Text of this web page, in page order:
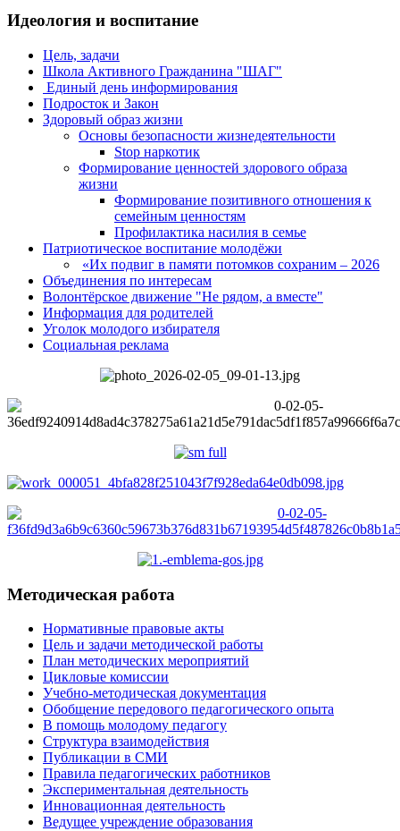
Идеология и воспитание
Цель, задачи
Школа Активного Гражданина "ШАГ"
Единый день информирования
Подросток и Закон
Здоровый образ жизни
Основы безопасности жизнедеятельности
Stop наркотик
Формирование ценностей здорового образа
жизни
Формирование позитивного отношения к
семейным ценностям
Профилактика насилия в семье
Патриотическое воспитание молодёжи
«Их подвиг в памяти потомков сохраним – 2026
Объединения по интересам
Волонтёрское движение "Не рядом, а вместе"
Информация для родителей
Уголок молодого избирателя
Социальная реклама
Методическая работа
Нормативные правовые акты
Цель и задачи методической работы
План методических мероприятий
Цикловые комиссии
Учебно-методическая документация
Обобщение передового педагогического опыта
В помощь молодому педагогу
Структура взаимодействия
Публикации в СМИ
Правила педагогических работников
Экспериментальная деятельность
Инновационная деятельность
Ведущее учреждение образования